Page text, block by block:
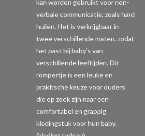
kan worden gebruikt voor non-
verbale communicatie, zoals hard
huilen. Het is verkrijgbaar in
twee verschillende maten, zodat
het past bij baby's van
verschillende leeftijden. Dit
rompertje is een leuke en
praktische keuze voor ouders
die op zoek zijn naar een
comfortabel en grappig
kledingstuk voor hun baby.